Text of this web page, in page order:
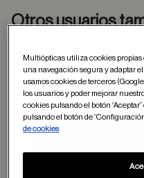
Otros usuarios
Multiópticas utiliza cookies
una navegación segura y adaptar
usamos cookies de terceros
los usuarios y poder mejorar
cookies pulsando el botón
pulsando el botón de
de cookies